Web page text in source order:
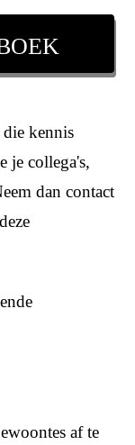
kennis
je collega's,
dan contact
af te